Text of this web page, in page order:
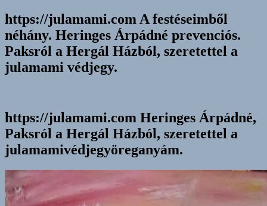
https://julamami.com A festéseimből
néhány. Heringes Árpádné prevenciós.
Paksról a Hergál Házból, szeretettel a
julamami védjegy.
https://julamami.com Heringes Árpádné,
Paksról a Hergál Házból, szeretettel a
julamamivédjegyöreganyám.